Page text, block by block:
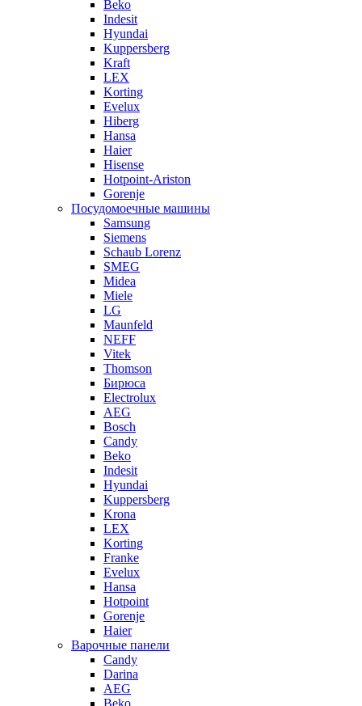
Beko
Indesit
Hyundai
Kuppersberg
Kraft
LEX
Korting
Evelux
Hiberg
Hansa
Haier
Hisense
Hotpoint-Ariston
Gorenje
Посудомоечные машины
Samsung
Siemens
Schaub Lorenz
SMEG
Midea
Miele
LG
Maunfeld
NEFF
Vitek
Thomson
Бирюса
Electrolux
AEG
Bosch
Candy
Beko
Indesit
Hyundai
Kuppersberg
Krona
LEX
Korting
Franke
Evelux
Hansa
Hotpoint
Gorenje
Haier
Варочные панели
Candy
Darina
AEG